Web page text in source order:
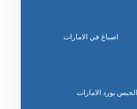
اصباغ في الامارات
الجبس بورد الامارات